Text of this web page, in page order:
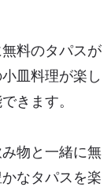
料のタパスが
皿料理が楽し
きます。
物と一緒に無
なタパスを楽